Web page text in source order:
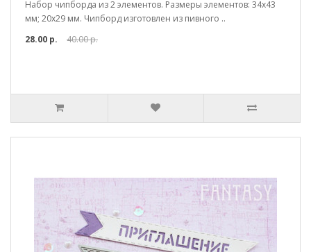
Набор чипборда из 2 элементов. Размеры элементов: 34х43
мм; 20х29 мм. Чипборд изготовлен из пивного ..
28.00 р.
40.00 р.